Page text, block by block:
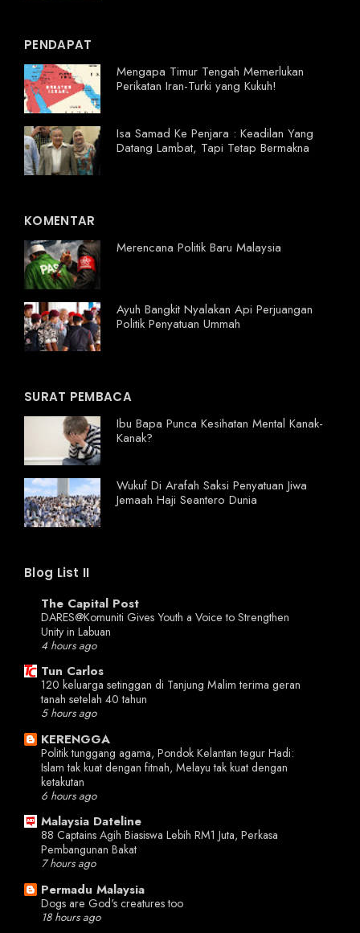
PENDAPAT
Mengapa Timur Tengah Memerlukan
Perikatan Iran-Turki yang Kukuh!
Isa Samad Ke Penjara : Keadilan Yang
Datang Lambat, Tapi Tetap Bermakna
KOMENTAR
Merencana Politik Baru Malaysia
Ayuh Bangkit Nyalakan Api Perjuangan
Politik Penyatuan Ummah
SURAT PEMBACA
Ibu Bapa Punca Kesihatan Mental Kanak-
Kanak?
Wukuf Di Arafah Saksi Penyatuan Jiwa
Jemaah Haji Seantero Dunia
Blog List II
The Capital Post
DARES@Komuniti Gives Youth a Voice to Strengthen
Unity in Labuan
4 hours ago
Tun Carlos
120 keluarga setinggan di Tanjung Malim terima geran
tanah setelah 40 tahun
5 hours ago
KERENGGA
Politik tunggang agama, Pondok Kelantan tegur Hadi:
Islam tak kuat dengan fitnah, Melayu tak kuat dengan
ketakutan
6 hours ago
Malaysia Dateline
88 Captains Agih Biasiswa Lebih RM1 Juta, Perkasa
Pembangunan Bakat
7 hours ago
Permadu Malaysia
Dogs are God's creatures too
18 hours ago